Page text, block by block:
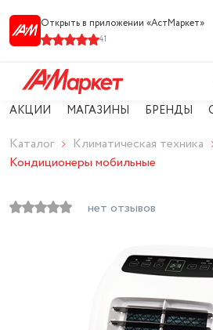
Открыть в приложении «АстМарке‪т‬»
41
АКЦИИ МАГАЗИНЫ БРЕНДЫ
Каталог
Климатическая техника
Кондиционеры мобильные
нет отзывов